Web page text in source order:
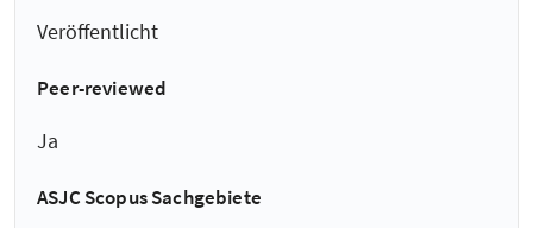
Veröffentlicht
Peer-reviewed
Ja
ASJC Scopus Sachgebiete